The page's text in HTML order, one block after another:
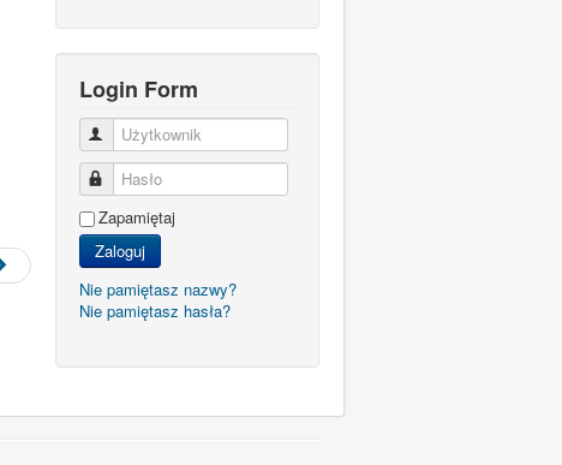
Login Form
Użytkownik
Hasło
Zapamiętaj
Zaloguj
Nie pamiętasz nazwy?
Nie pamiętasz hasła?